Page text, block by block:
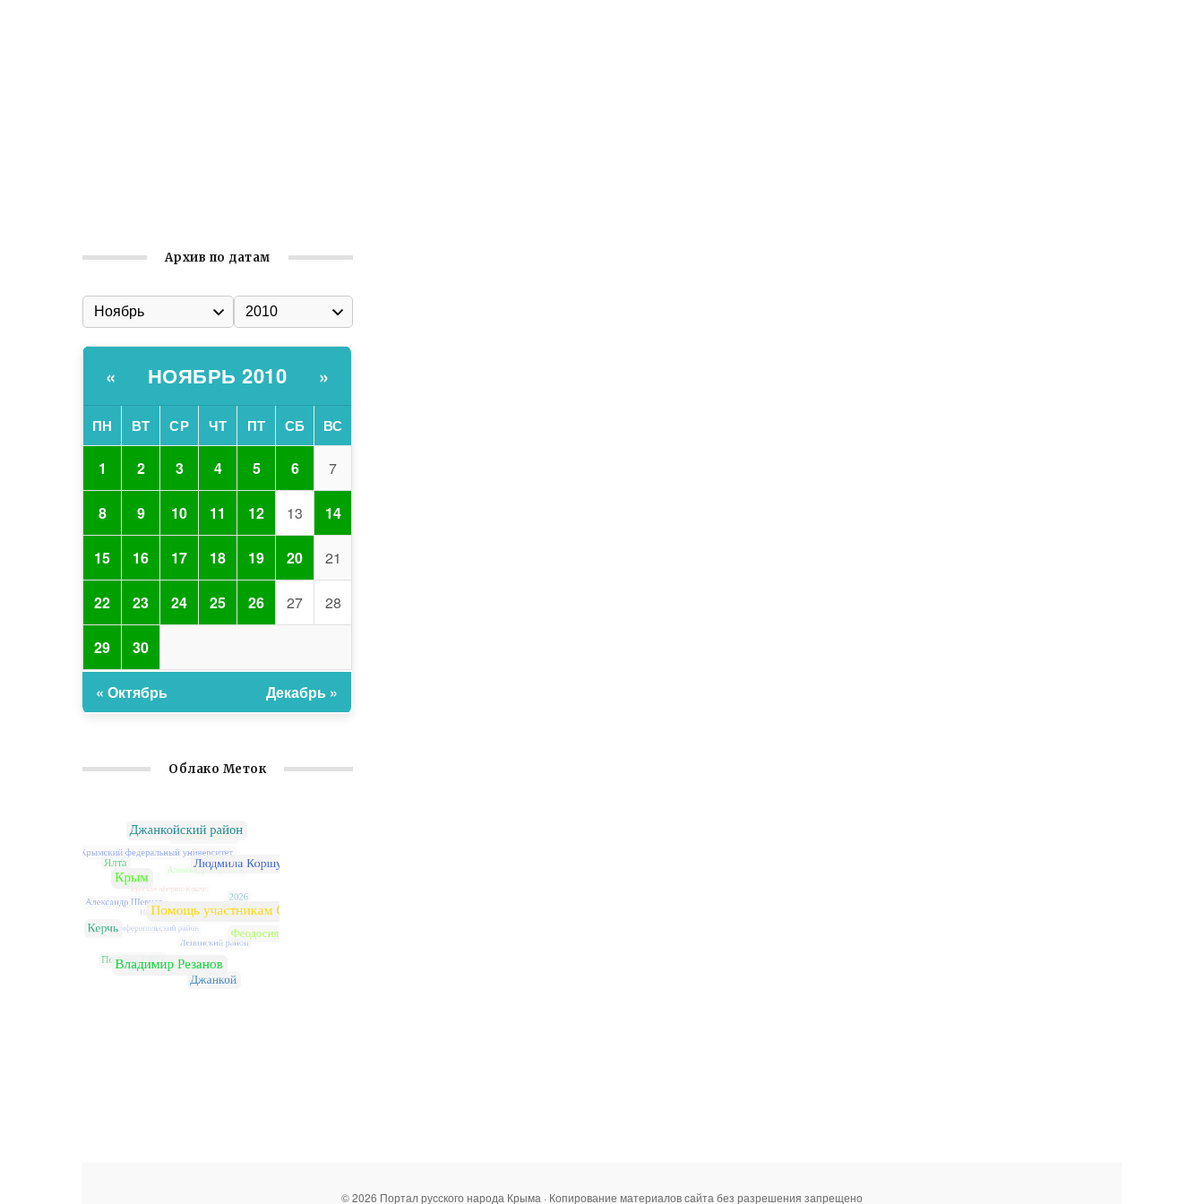
Архив по датам
« НОЯБРЬ 2010 »
ПН ВТ СР ЧТ ПТ СБ ВС
1 2 3 4 5 6 7
8 9 10 11 12 13 14
15 16 17 18 19 20 21
22 23 24 25 26 27 28
29 30
« Октябрь Декабрь »
Облако Меток
© 2026 Портал русского народа Крыма · Копирование материалов сайта без разрешения запрещено